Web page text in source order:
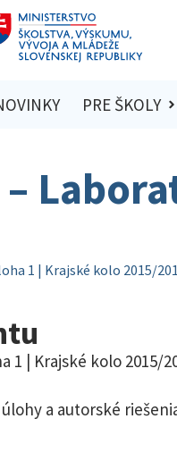
PRE ŠKOLY
1 | Krajské kolo 2015/
1 | Krajské kolo 2015/
a autorské